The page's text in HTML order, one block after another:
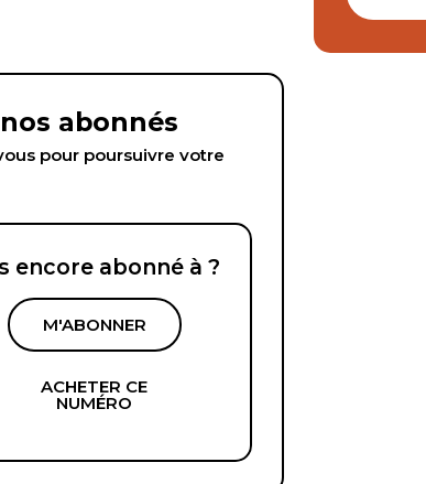
abonnés
pour poursuivre votre
encore abonné à ?
M'ABONNER
ACHETER CE
NUMÉRO